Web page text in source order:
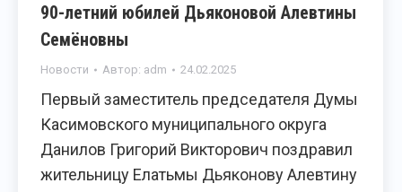
90-летний юбилей Дьяконовой Алевтины
Семёновны
Новости Автор: adm 24.02.2025
Первый заместитель председателя Думы
Касимовского муниципального округа
Данилов Григорий Викторович поздравил
жительницу Елатьмы Дьяконову Алевтину